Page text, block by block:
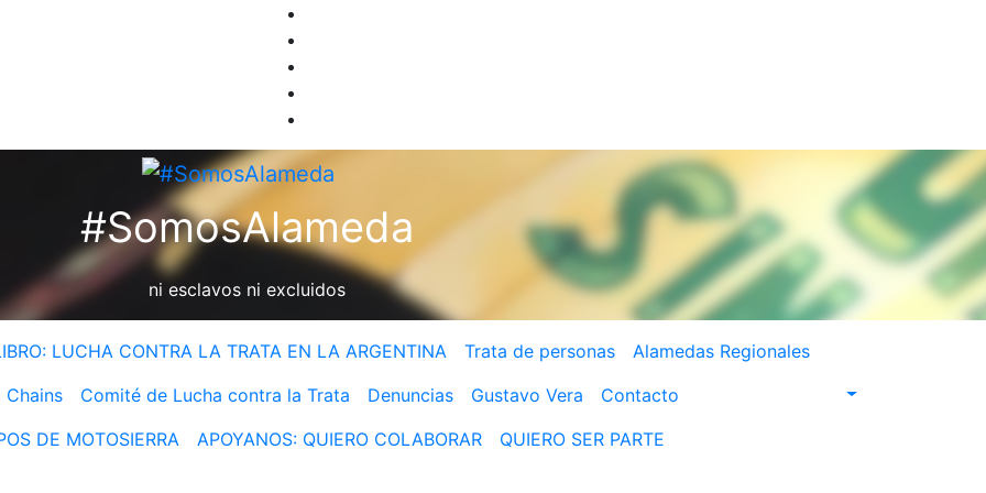
#SomosAlameda
ni esclavos ni excluidos
LUCHA CONTRA LA TRATA EN LA ARGENTINA Trata de personas
Alamedas Regionales
Comité de Lucha contra la Trata Denuncias Gustavo Vera
Contacto
DE MOTOSIERRA
APOYANOS: QUIERO COLABORAR
QUIERO SER PARTE